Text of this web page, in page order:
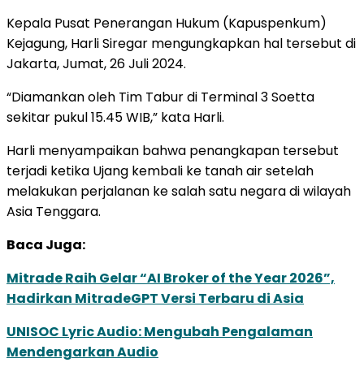
Kepala Pusat Penerangan Hukum (Kapuspenkum)
Kejagung, Harli Siregar mengungkapkan hal tersebut di
Jakarta, Jumat, 26 Juli 2024.
“Diamankan oleh Tim Tabur di Terminal 3 Soetta
sekitar pukul 15.45 WIB,” kata Harli.
Harli menyampaikan bahwa penangkapan tersebut
terjadi ketika Ujang kembali ke tanah air setelah
melakukan perjalanan ke salah satu negara di wilayah
Asia Tenggara.
Baca Juga:
Mitrade Raih Gelar “AI Broker of the Year 2026”,
Hadirkan MitradeGPT Versi Terbaru di Asia
UNISOC Lyric Audio: Mengubah Pengalaman
Mendengarkan Audio